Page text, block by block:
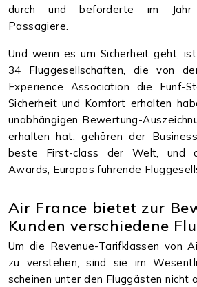
durch und beförderte im Jahr
Passagiere.
Und wenn es um Sicherheit geht,
34 Fluggesellschaften, die von
Experience Association die Fünf-
Sicherheit und Komfort erhalten
unabhängigen Bewertung-
erhalten hat, gehören der
beste First-class der Welt, und
Awards, Europas führende
Air France bietet zur
Kunden verschiedene
Um die Revenue-Tarifklassen von
zu verstehen, sind sie im
scheinen unter den Fluggästen nicht